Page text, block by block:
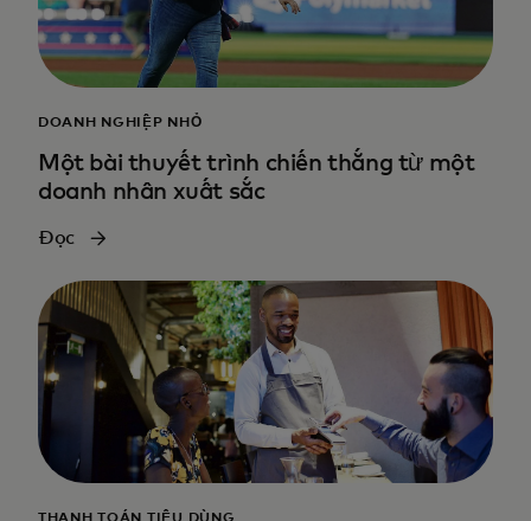
DOANH NGHIỆP NHỎ
Một bài thuyết trình chiến thắng từ một
doanh nhân xuất sắc
Đọc